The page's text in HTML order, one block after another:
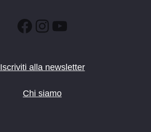
Facebook
Instagram
YouTube
Iscriviti alla newsletter
Chi siamo